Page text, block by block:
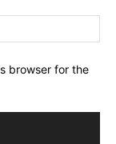
browser for the